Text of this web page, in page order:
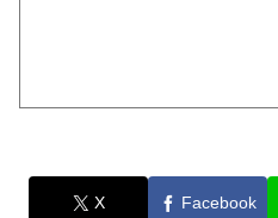
X Facebook